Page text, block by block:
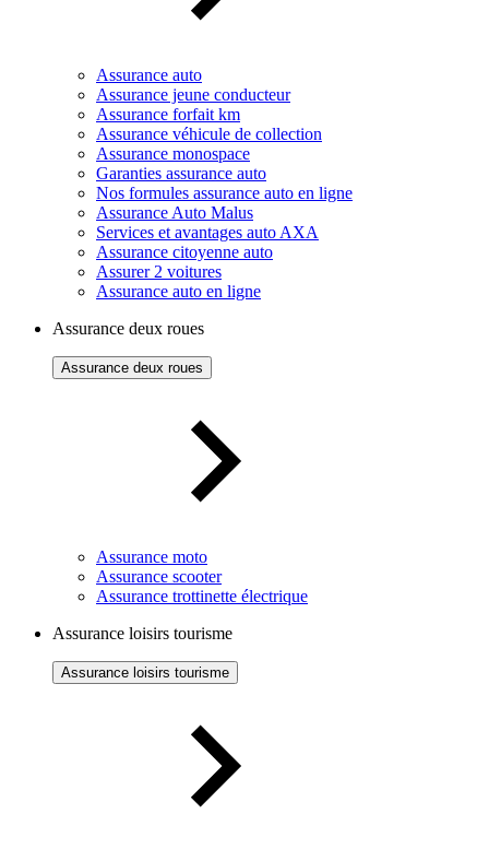
Assurance auto
Assurance jeune conducteur
Assurance forfait km
Assurance véhicule de collection
Assurance monospace
Garanties assurance auto
Nos formules assurance auto en ligne
Assurance Auto Malus
Services et avantages auto AXA
Assurance citoyenne auto
Assurer 2 voitures
Assurance auto en ligne
Assurance deux roues
Assurance deux roues
Assurance moto
Assurance scooter
Assurance trottinette électrique
Assurance loisirs tourisme
Assurance loisirs tourisme